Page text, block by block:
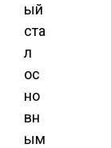
ый
ста
л
ос
но
вн
ым